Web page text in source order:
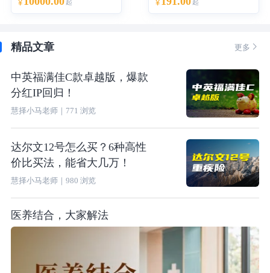
¥ 起 ¥ 起
精品文章 更多 
中英福满佳C款卓越版，爆款
分红IP回归！
慧择小马老师｜ 771 浏览
达尔文12号怎么买？6种高性
价比买法，能省大几万！
慧择小马老师｜ 980 浏览
医养结合，大家解法